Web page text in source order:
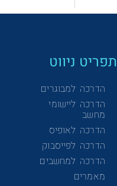
תפריט ניווט
הדרכה למבוגרים
הדרכה ליישומי
מחשב
הדרכה לאופיס
הדרכה לפייסבוק
הדרכה למחשבים
מאמרים